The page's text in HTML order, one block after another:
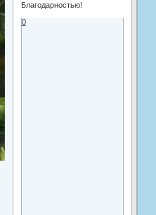
Благодарностью!
0